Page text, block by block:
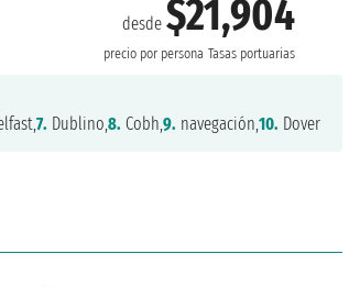
desde$21,904
precio por persona Tasas portuarias
7. Dublino,8. Cobh,9. navegación,10. Dover